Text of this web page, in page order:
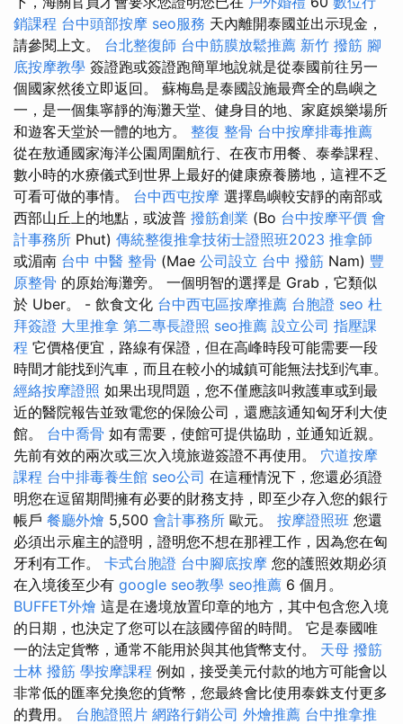
銷課程 台中頭部按摩 seo服務 天內離開泰國並出示現金，
請參閱上文。 台北整復師 台中筋膜放鬆推薦 新竹 撥筋 腳
底按摩教學 簽證跑或簽證跑簡單地說就是從泰國前往另一
個國家然後立即返回。 蘇梅島是泰國設施最齊全的島嶼之
一，是一個集寧靜的海灘天堂、健身目的地、家庭娛樂場所
和遊客天堂於一體的地方。 整復 整骨 台中按摩排毒推薦
從在敖通國家海洋公園周圍航行、在夜市用餐、泰拳課程、
數小時的水療儀式到世界上最好的健康療養勝地，這裡不乏
可看可做的事情。 台中西屯按摩 選擇島嶼較安靜的南部或
西部山丘上的地點，或波普 撥筋創業 (Bo 台中按摩平價 會
計事務所 Phut) 傳統整復推拿技術士證照班2023 推拿師
或湄南 台中 中醫 整骨 (Mae 公司設立 台中 撥筋 Nam) 豐
原整骨 的原始海灘旁。 一個明智的選擇是 Grab，它類似
於 Uber。 - 飲食文化 台中西屯區按摩推薦 台胞證 seo 杜
拜簽證 大里推拿 第二專長證照 seo推薦 設立公司 指壓課
程 它價格便宜，路線有保證，但在高峰時段可能需要一段
時間才能找到汽車，而且在較小的城鎮可能無法找到汽車。
經絡按摩證照 如果出現問題，您不僅應該叫救護車或到最
近的醫院報告並致電您的保險公司，還應該通知匈牙利大使
館。 台中喬骨 如有需要，使館可提供協助，並通知近親。
先前有效的兩次或三次入境旅遊簽證不再使用。 穴道按摩
課程 台中排毒養生館 seo公司 在這種情況下，您還必須證
明您在逗留期間擁有必要的財務支持，即至少存入您的銀行
帳戶 餐廳外燴 5,500 會計事務所 歐元。 按摩證照班 您還
必須出示雇主的證明，證明您不想在那裡工作，因為您在匈
牙利有工作。 卡式台胞證 台中腳底按摩 您的護照效期必須
在入境後至少有 google seo教學 seo推薦 6 個月。
BUFFET外燴 這是在邊境放置印章的地方，其中包含您入境
的日期，也決定了您可以在該國停留的時間。 它是泰國唯
一的法定貨幣，通常不能用於與其他貨幣支付。 天母 撥筋
士林 撥筋 學按摩課程 例如，接受美元付款的地方可能會以
非常低的匯率兌換您的貨幣，您最終會比使用泰銖支付更多
的費用。 台胞證照片 網路行銷公司 外燴推薦 台中推拿推